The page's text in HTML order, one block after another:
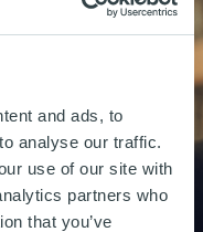
and ads, to
analyse our traffic.
use of our site with
partners who
that you’ve